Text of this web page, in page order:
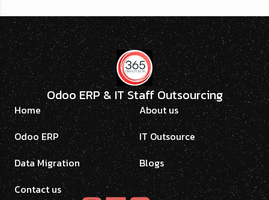
Odoo ERP & IT Staff Outsourcing
Home
About us
Odoo ERP
IT Outsource
Data Migration
Blogs
Contact us